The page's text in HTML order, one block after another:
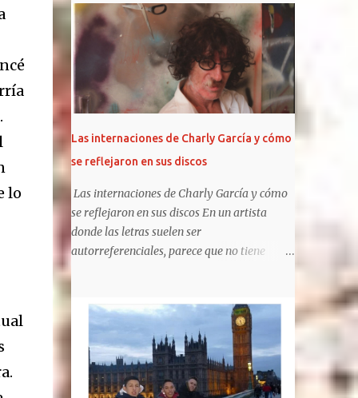
lo
llegar a resultar de lo más liberadores.
https://frasesdelavida.com/frases-de-sex-
pis...
Jackson no suelen ser fotografiados juntos y,
además, mantienen diferentes posturas con
respecto a su exposición pública. Pero esta
vez rompieron esa regla y el motivo estuvo
rodeado de controversias. Los tres - Paris,
Prince y Blanket- dieron su presente en la
función de avant premiere de MJ: The
Musical, en Broadway. Además, fiel a estos
tiempos , Paris y Prince compartieron sus
preparativos en sus respectivas cuentas de
Instagram. Blanket , en cambio, no participó
en esas publicaciones, pero sí se pudo
registrar su presencia a la salida del evento.
largo vestido rojo estampado que mostraba
sus tatuajes en el pecho, con accesorios boho
y botas. Ellos, en cambio, eligieron elegantes
trajes. La...
Las internaciones de Charly García y cómo
se reflejaron en sus discos
Las internaciones de Charly García y cómo
se reflejaron en sus discos En un artista
donde las letras suelen ser
autorreferenciales, parece que no tiene
elementos en sus trabajos posteriores.
https://www.clarin.com/espectaculos/music
a/internaciones-charly-garcia-reflejaron-
discos_0_UF5QsSfPYS.html Sergio Marchi
Hay cuentas que son imposibles de cerrar,